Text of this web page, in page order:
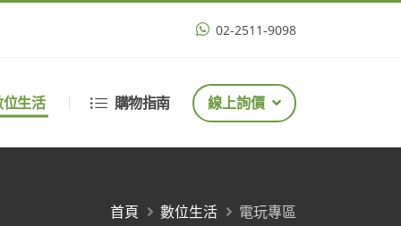
02-2511-9098
位生活 購物指南 線上詢價
首頁 數位生活 電玩專區